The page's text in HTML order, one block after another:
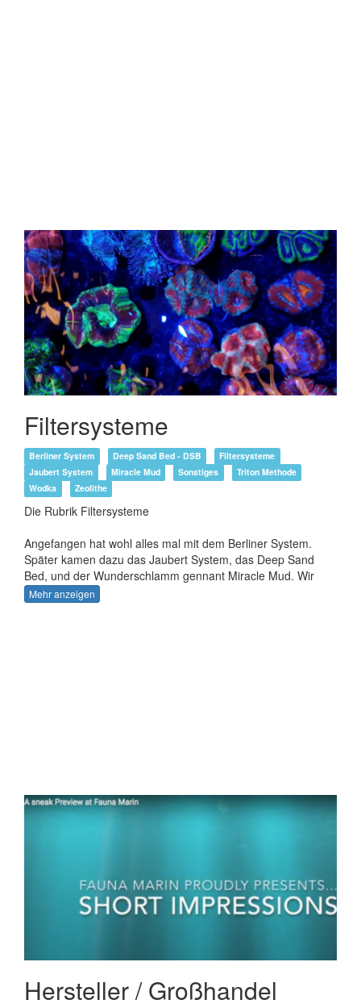
Filtersysteme
Berliner System Deep Sand Bed - DSB
Filtersysteme
Jaubert System
Miracle Mud Sonstiges
Triton Methode
Wodka
Zeolithe
Die Rubrik Filtersysteme
Angefangen hat wohl alles mal mit dem Berliner System.
Später kamen dazu das Jaubert System, das Deep Sand
Bed, und der Wunderschlamm gennant Miracle Mud. Wir
denken aber das man die Zeovit Methode genau wie die
Wodka Methode auch darunter finden sollte. Denn sie alle
Mehr anzeigen
Hersteller / Großhandel